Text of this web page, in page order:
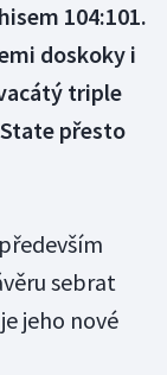
104:101.
doskoky i
triple
přesto
sebrat
jeho nové